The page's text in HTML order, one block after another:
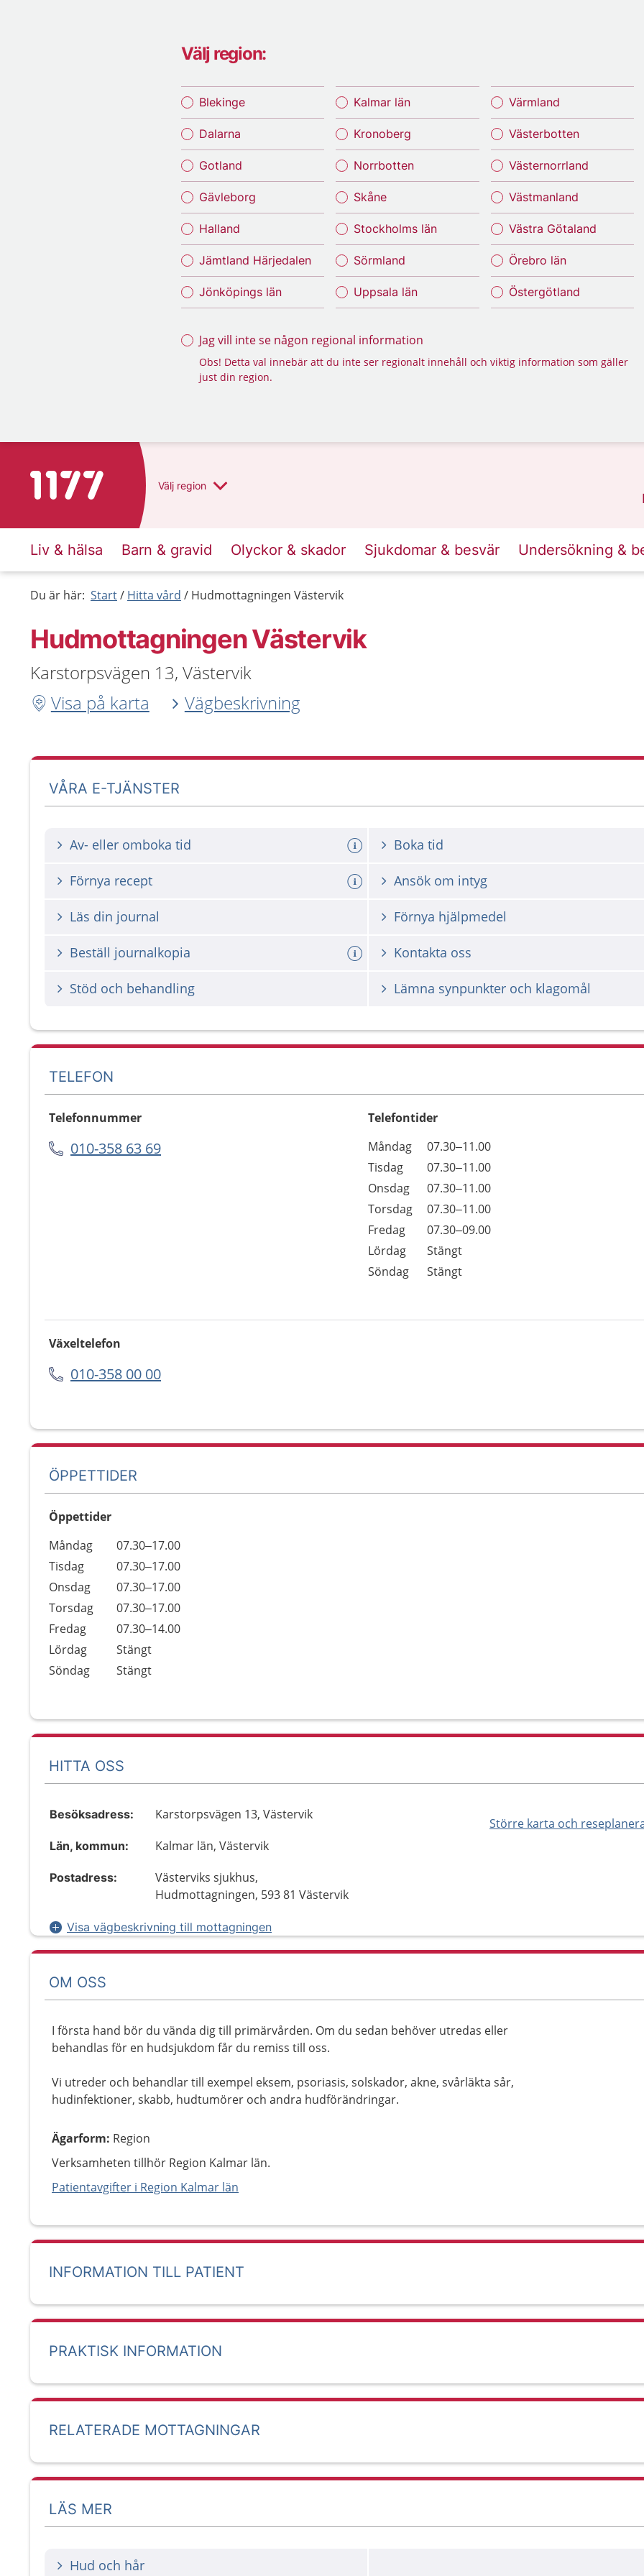
Välj region:
Blekinge
Dalarna
Gotland
Gävleborg
Halland
Jämtland Härjedalen
Jönköpings län
Kalmar län
Kronoberg
Norrbotten
Skåne
Stockholms län
Sörmland
Uppsala län
Värmland
Västerbotten
Västernorrland
Västmanland
Västra Götaland
Örebro län
Östergötland
Jag vill inte se någon regional information
Obs! Detta val innebär att du inte ser regionalt innehåll och viktig information som gäller
just din region.
Till startsidan för 1177 Välj region
Liv & hälsa Barn & gravid Olyckor & skador Sjukdomar & besvär Undersökning &
Du är här: Start Hitta vård Hudmottagningen Västervik
Hudmottagningen Västervik
Karstorpsvägen 13, Västervik
Visa på karta
Vägbeskrivning
VÅRA E-TJÄNSTER
Av- eller omboka tid Boka tid
Förnya recept Ansök om intyg
Läs din journal Förnya hjälpmedel
Beställ journalkopia Kontakta oss
Stöd och behandling Lämna synpunkter och klagomål
TELEFON
Telefonnummer
010-358 63 69
Telefontider
Dag
Öppettider
Kommentarer
Måndag
07.30–11.00
Tisdag
07.30–11.00
Onsdag
07.30–11.00
Torsdag
07.30–11.00
Fredag
07.30–09.00
Lördag
Stängt
Söndag
Stängt
Växeltelefon
010-358 00 00
ÖPPETTIDER
Öppettider
Dag
Öppettider
Kommentarer
Måndag
07.30–17.00
Tisdag
07.30–17.00
Onsdag
07.30–17.00
Torsdag
07.30–17.00
Fredag
07.30–14.00
Lördag
Stängt
Söndag
Stängt
HITTA OSS
Större karta och
Besöksadress: Karstorpsvägen 13, Västervik
Län, kommun: Kalmar län, Västervik
Postadress:
Västerviks sjukhus,
Hudmottagningen, 593 81 Västervik
Visa vägbeskrivning till mottagningen
OM OSS
I första hand bör du vända dig till primärvården. Om du sedan behöver utredas eller
behandlas för en hudsjukdom får du remiss till oss.
Vi utreder och behandlar till exempel eksem, psoriasis, solskador, akne, svårläkta sår,
hudinfektioner, skabb, hudtumörer och andra hudförändringar.
Ägarform: Region
Verksamheten tillhör Region Kalmar län.
Patientavgifter i Region Kalmar län
INFORMATION TILL PATIENT
PRAKTISK INFORMATION
RELATERADE MOTTAGNINGAR
LÄS MER
Hud och hår